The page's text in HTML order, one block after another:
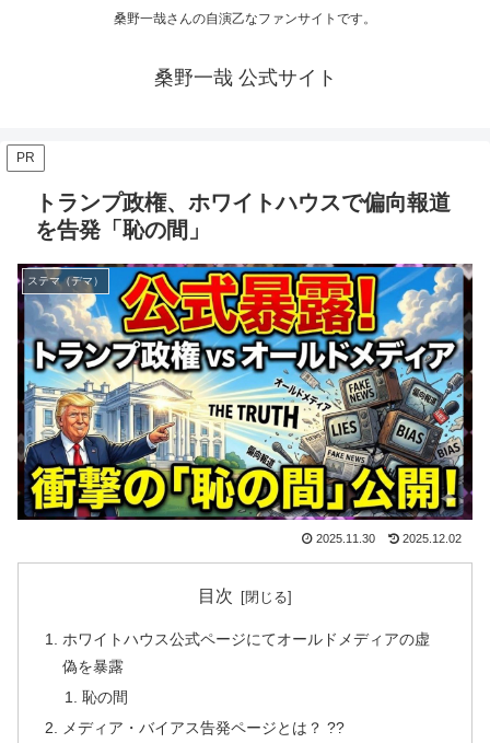
桑野一哉さんの自演乙なファンサイトです。
桑野一哉 公式サイト
PR
トランプ政権、ホワイトハウスで偏向報道
を告発「恥の間」
ステマ（デマ）
2025.11.30 2025.12.02
目次
ホワイトハウス公式ページにてオールドメディアの虚
偽を暴露
恥の間
メディア・バイアス告発ページとは？ ??